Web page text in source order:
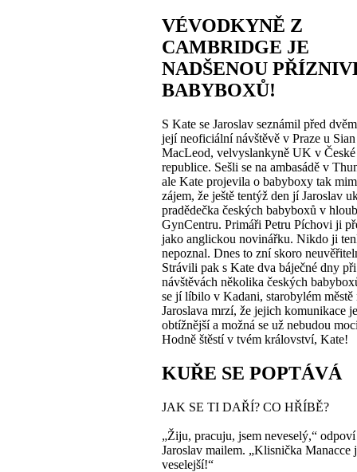
VÉVODKYNĚ Z
CAMBRIDGE JE
NADŠENOU
BABYBOXŮ!
S Kate se Jaroslav seznámil před
její neoficiální návštěvě v Praze u Sian
MacLeod, velvyslankyně UK v České
republice. Sešli se na ambasádě v
ale Kate projevila o babyboxy tak
zájem, že ještě tentýž den jí Jaroslav
pradědečka českých babyboxů v
GynCentru. Primáři Petru Píchovi ji
jako anglickou novinářku. Nikdo ji
nepoznal. Dnes to zní skoro
Strávili pak s Kate dva báječné dny při
návštěvách několika českých
se jí líbilo v Kadani, starobylém městě
Jaroslava mrzí, že jejich komunikace
obtížnější a možná se už nebudou
Hodně štěstí v tvém království, Kate!
KUŘE SE POPTÁVÁ
JAK SE TI DAŘÍ? CO HŘÍBĚ?
„Žiju, pracuju, jsem neveselý,“
Jaroslav mailem. „Klisnička Manacce
veselejší!“